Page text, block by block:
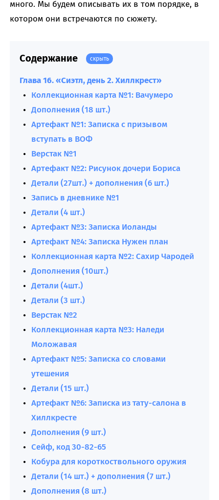
много. Мы будем описывать их в том порядке, в
котором они встречаются по сюжету.
Содержание скрыть
Глава 16. «Сиэтл, день 2. Хиллкрест»
Коллекционная карта №1: Вачумеро
Дополнения (18 шт.)
Артефакт №1: Записка с призывом
вступать в ВОФ
Верстак №1
Артефакт №2: Рисунок дочери Бориса
Детали (27шт.) + дополнения (6 шт.)
Запись в дневнике №1
Детали (4 шт.)
Артефакт №3: Записка Иоланды
Артефакт №4: Записка Нужен план
Коллекционная карта №2: Сахир Чародей
Дополнения (10шт.)
Детали (4шт.)
Детали (3 шт.)
Верстак №2
Коллекционная карта №3: Наледи
Моложавая
Артефакт №5: Записка со словами
утешения
Детали (15 шт.)
Артефакт №6: Записка из тату-салона в
Хиллкресте
Дополнения (9 шт.)
Сейф, код 30-82-65
Кобура для короткоствольного оружия
Детали (14 шт.) + дополнения (7 шт.)
Дополнения (8 шт.)